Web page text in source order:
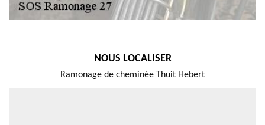
NOUS LOCALISER
Ramonage de cheminée Thuit Hebert